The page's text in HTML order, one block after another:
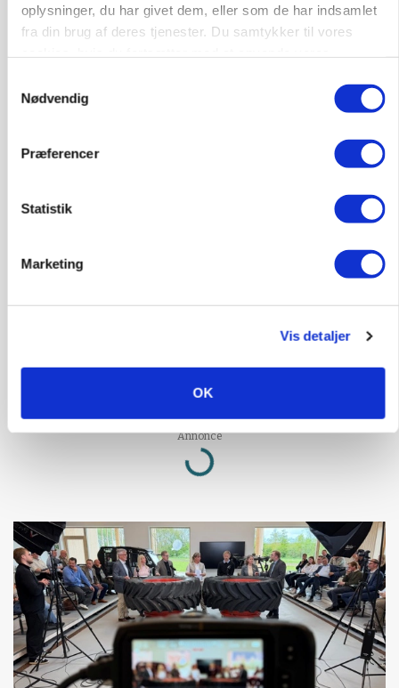
oplysninger, du har givet dem, eller som de har indsamlet
fra din brug af deres tjenester. Du samtykker til vores
Nødvendig
Præferencer
Statistik
Marketing
Vis detaljer
OK
Fjerkræbranchen: - Vi forlanger ens
Annonce
Loading...